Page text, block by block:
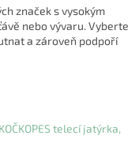
značek s vysokým
nebo vývaru. Vyberte
a zároveň podpoří
telecí jatýrka,